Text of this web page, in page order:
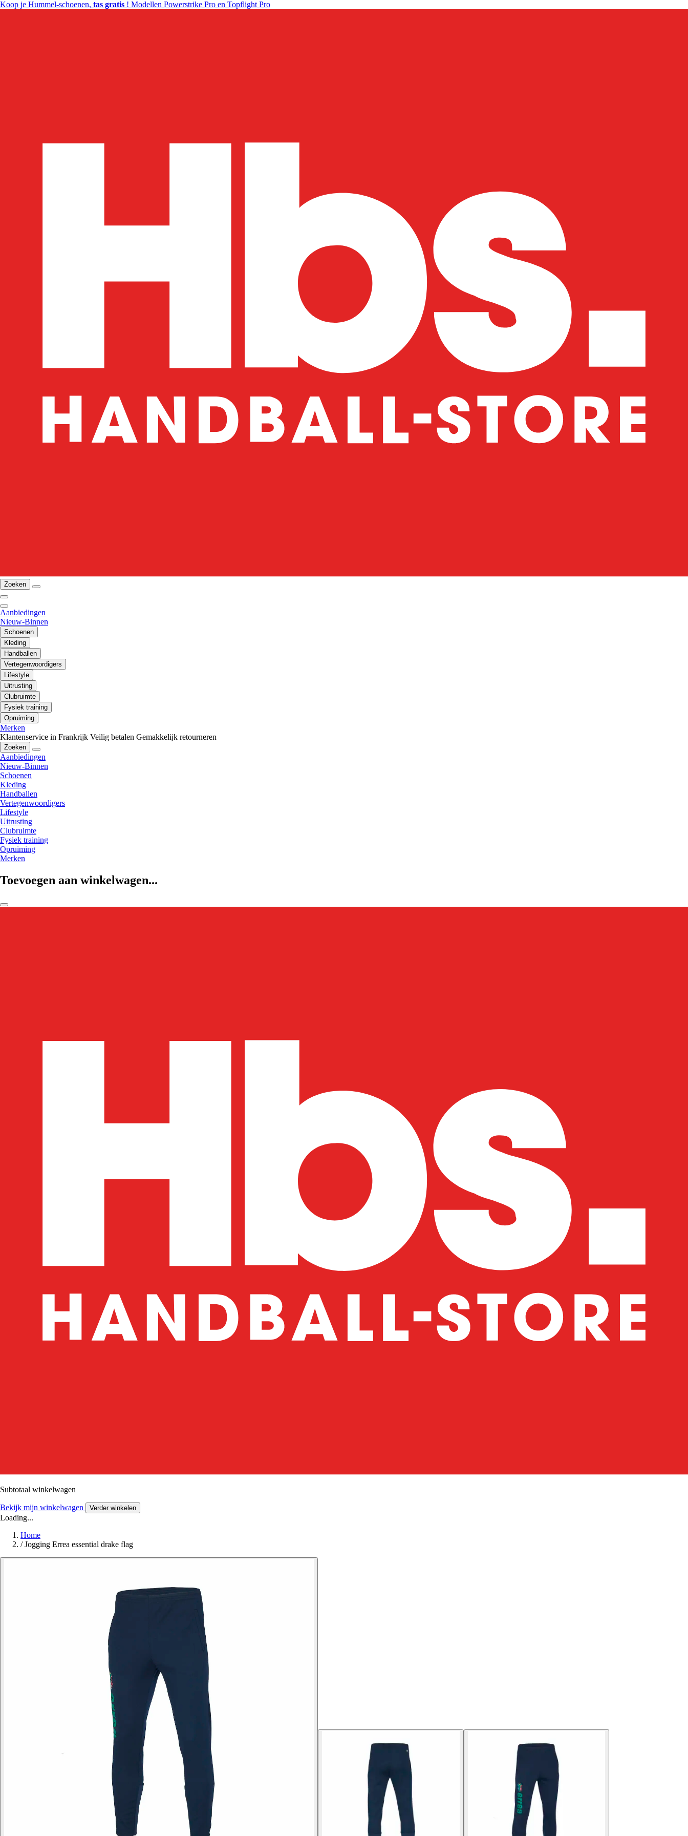
Koop je Hummel-schoenen, tas gratis ! Modellen Powerstrike Pro en Topflight Pro
Zoeken
Aanbiedingen
Nieuw-Binnen
Schoenen
Kleding
Handballen
Vertegenwoordigers
Lifestyle
Uitrusting
Clubruimte
Fysiek training
Opruiming
Merken
Klantenservice in Frankrijk Veilig betalen Gemakkelijk retourneren
Zoeken
Aanbiedingen
Nieuw-Binnen
Schoenen
Kleding
Handballen
Vertegenwoordigers
Lifestyle
Uitrusting
Clubruimte
Fysiek training
Opruiming
Merken
Toevoegen aan winkelwagen...
Subtotaal winkelwagen
Bekijk mijn winkelwagen Verder winkelen
Loading...
Home
/ Jogging Errea essential drake flag